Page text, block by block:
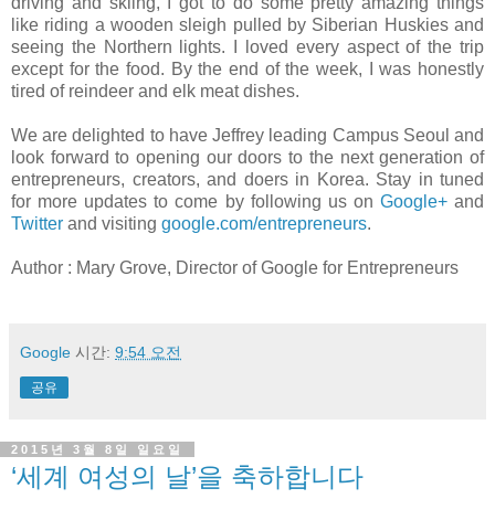
like riding a wooden sleigh pulled by Siberian Huskies and
seeing the Northern lights. I loved every aspect of the trip
except for the food. By the end of the week, I was honestly
tired of reindeer and elk meat dishes.
We are delighted to have Jeffrey leading Campus Seoul and
look forward to opening our doors to the next generation of
entrepreneurs, creators, and doers in Korea. Stay in tuned
for more updates to come by following us on Google+and
Twitter and visiting google.com/entrepreneurs.
Author : Mary Grove, Director of Google for Entrepreneurs
Google 시간: 9:54 오전
공유
2015년 3월 8일 일요일
‘세계 여성의 날’을 축하합니다